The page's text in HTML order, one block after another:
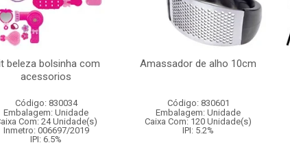
beleza bolsinha com
acessorios
Código: 830034
Embalagem: Unidade
Com: 24 Unidade(s)
Inmetro: 006697/2019
IPI: 6.5%
Amassador de alho 10cm
Código: 830601
Embalagem: Unidade
Caixa Com: 120 Unidade(s)
IPI: 5.2%